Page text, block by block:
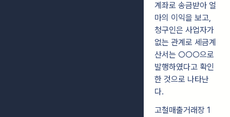
계좌로 송금받아 얼
마의 이익을 보고,
청구인은 사업자가
없는 관계로 세금계
산서는 ○○○으로
발행하였다고 확인
한 것으로 나타난
다.
고철매출거래장 1